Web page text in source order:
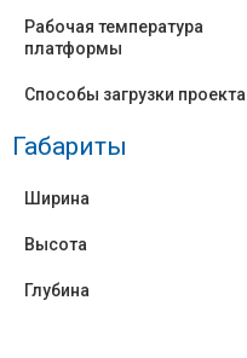
Рабочая температура
платформы
Способы загрузки проекта
Габариты
Ширина
Высота
Глубина